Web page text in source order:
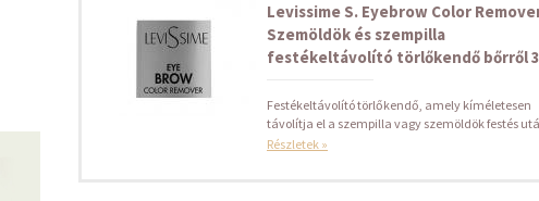
Levissime S. Eyebrow Color
Szemöldök és szempilla
festékeltávolító törlőkendő bőrről
Festékeltávolító törlőkendő, amely kíméletesen
távolítja el a szempilla vagy szemöldök festés
Részletek »